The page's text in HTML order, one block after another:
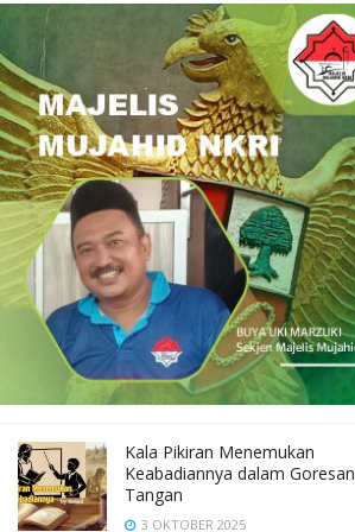
Kala Pikiran Menemukan
Keabadiannya dalam Goresan
Tangan
3 OKTOBER 2025